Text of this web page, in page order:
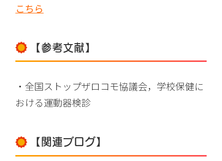
こちら
【参考文献】
・ 全国ストップザロコモ協議会，学校保健に
おける運動器検診
【関連ブログ】